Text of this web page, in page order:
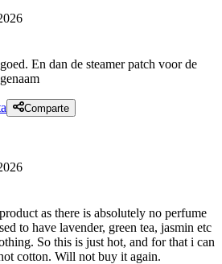
En dan de steamer patch voor de
Comparte
as there is absolutely no perfume
to have lavender, green tea, jasmin etc
So this is just hot, and for that i can
cotton. Will not buy it again.